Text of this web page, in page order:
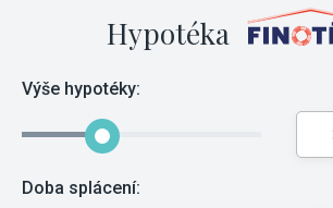
Hypotéka
Výše hypotéky:
Doba splácení: